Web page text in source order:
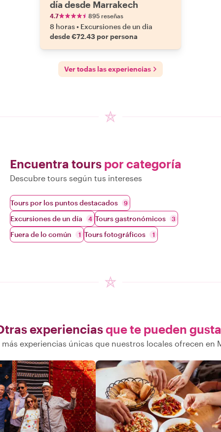
día desde Marrakech
4.7 895 reseñas
8 horas• Excursiones de un dia
desde €72.43 por persona
Ver todas las experiencias
Encuentra tours por categoría
Descubre tours según tus intereses
Tours por los puntos destacados 9
Excursiones de un día 4 Tours gastronómicos 3
Fuera de lo común 1 Tours fotográficos 1
experienciasque te pueden
más experiencias únicas que nuestros locales ofrecen en